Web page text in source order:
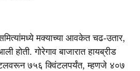
मक्याच्या आवकेत चढ-उतार,
होती. गोरेगाव बाजारात हायब्रीड
७५६ क्विंटलपर्यंत, म्हणजे ४०७